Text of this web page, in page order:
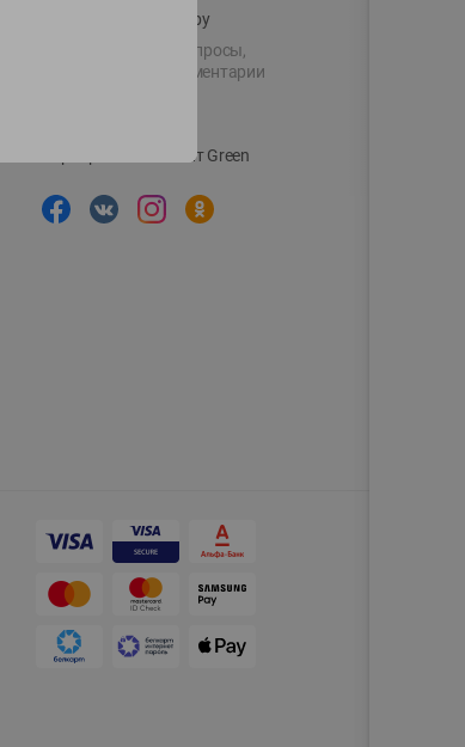
shop@green-market.by
Пишите нам свои вопросы,
предложения и комментарии
Корпоративный сайт Green